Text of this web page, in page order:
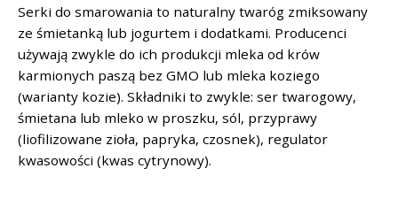
Serki do smarowania to naturalny twaróg zmiksowany
ze śmietanką lub jogurtem i dodatkami. Producenci
używają zwykle do ich produkcji mleka od krów
karmionych paszą bez GMO lub mleka koziego
(warianty kozie). Składniki to zwykle: ser twarogowy,
śmietana lub mleko w proszku, sól, przyprawy
(liofilizowane zioła, papryka, czosnek), regulator
kwasowości (kwas cytrynowy).